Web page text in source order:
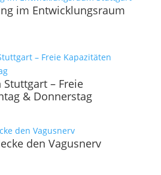
im Entwicklungsraum
– Freie
& Donnerstag
den Vagusnerv